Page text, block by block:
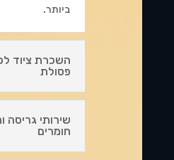
ביותר.
השכרת ציוד
פסולת
שירותי גריסה
חומרים